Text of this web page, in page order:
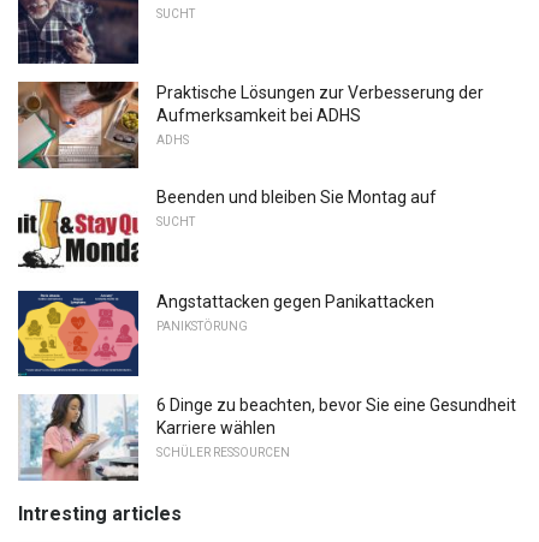
SUCHT
Praktische Lösungen zur Verbesserung der
Aufmerksamkeit bei ADHS
ADHS
Beenden und bleiben Sie Montag auf
SUCHT
Angstattacken gegen Panikattacken
PANIKSTÖRUNG
6 Dinge zu beachten, bevor Sie eine Gesundheit
Karriere wählen
SCHÜLER RESSOURCEN
Intresting articles